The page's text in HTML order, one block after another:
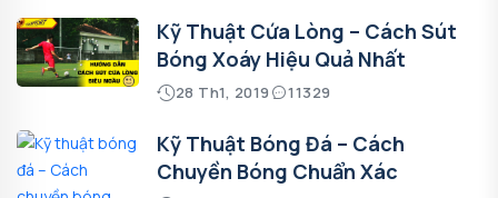
Kỹ Thuật Cứa Lòng – Cách Sút
Bóng Xoáy Hiệu Quả Nhất
28 Th1, 2019 11329
Kỹ Thuật Bóng Đá – Cách
Chuyền Bóng Chuẩn Xác